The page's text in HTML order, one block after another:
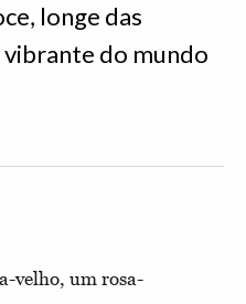
longe das
do mundo
velho, um rosa-